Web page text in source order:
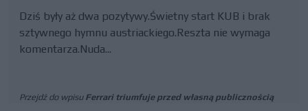
Dziś były aż dwa pozytywy.Świetny start KUB i brak
sztywnego hymnu austriackiego.Reszta nie wymaga
komentarza.Nuda...
Przejdź do wpisu Ferrari triumfuje przed własną publicznością